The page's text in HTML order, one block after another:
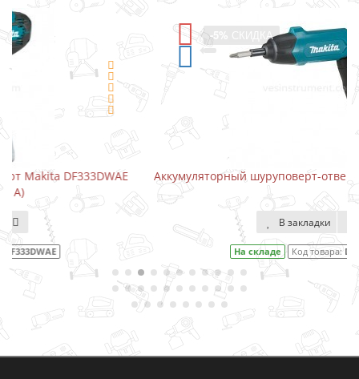
СКИДКА
Аккумуляторный шуруповерт-отвертка Makita DF001DW
В закладки
На складе DF001DW